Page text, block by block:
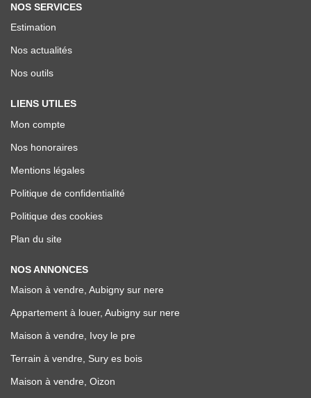
NOS SERVICES
Estimation
Nos actualités
Nos outils
LIENS UTILES
Mon compte
Nos honoraires
Mentions légales
Politique de confidentialité
Politique des cookies
Plan du site
NOS ANNONCES
Maison à vendre, Aubigny sur nere
Appartement à louer, Aubigny sur nere
Maison à vendre, Ivoy le pre
Terrain à vendre, Sury es bois
Maison à vendre, Oizon